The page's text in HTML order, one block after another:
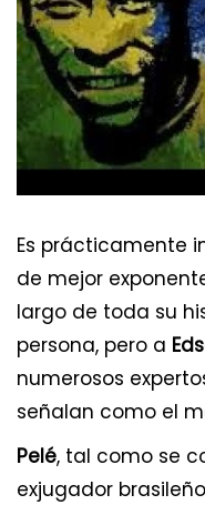
Es prácticamente
de mejor
largo de toda su
persona, pero a
numerosos
señalan como el
Pelé, tal como se
exjugador